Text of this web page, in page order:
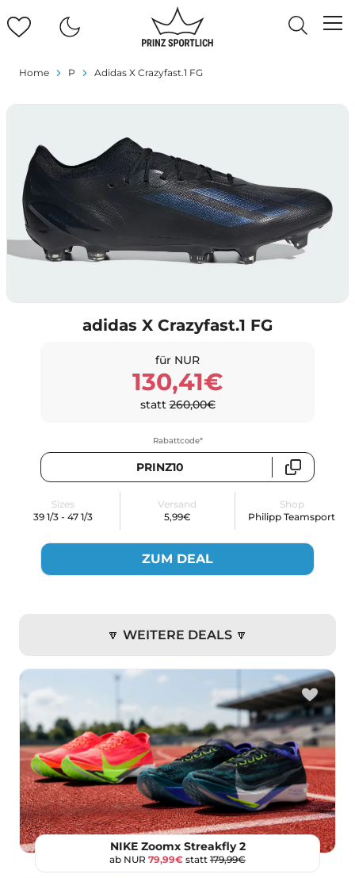
Home P Adidas X Crazyfast.1 FG
adidas X Crazyfast.1 FG
für NUR
130,41€
statt260,00€
Rabattcode*
PRINZ10
Sizes
39 1/3 - 47 1/3
Versand
5,99€
Shop
Philipp Teamsport
ZUM DEAL
🔽 WEITERE DEALS 🔽
NIKE Zoomx Streakfly 2
ab NUR 79,99€ statt 179,99€